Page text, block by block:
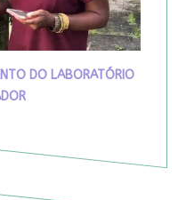
DO LABORATÓRIO